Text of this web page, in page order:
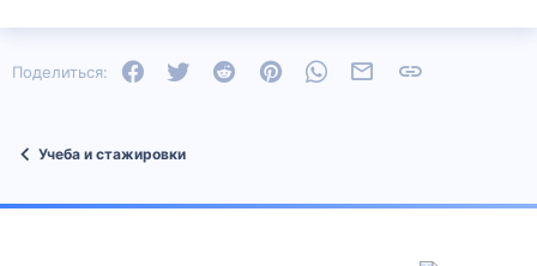
Поделиться: FacebookTwitter Reddit PinterestWhatsAppЭлектронная почта
Учеба и стажировки